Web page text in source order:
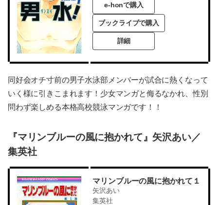
e-honで購入
ブックライブで購入
詳細
同好会オチ寸前の男子水泳部メンバーが試合に熱くなって
いく様に引きこまれます！少女マンガと侮るなかれ、性別
問わず楽しめる本格高校競泳マンガです！！
『マリンブルーの風に抱かれて』矢沢あい／
集英社
マリンブルーの風に抱かれて１
矢沢あい
集英社